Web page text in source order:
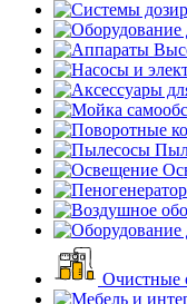
Очистные